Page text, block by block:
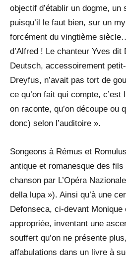
objectif d’établir un dogme, un
puisqu’il le faut bien, sur un
forcément du vingtième
d’Alfred ! Le chanteur Yves dit
Deutsch, accessoirement
Dreyfus, n’avait pas tort de
ce qu’on fait qui compte, c’est
on raconte, qu’on découpe ou
donc) selon l’auditoire ».
Songeons à Rémus et
antique et romanesque des
chanson par L’Opéra
della lupa »). Ainsi qu’à une
Defonseca, ci-devant Monique
appropriée, inventant une
souffert qu’on ne présente
affabulations dans un livre à